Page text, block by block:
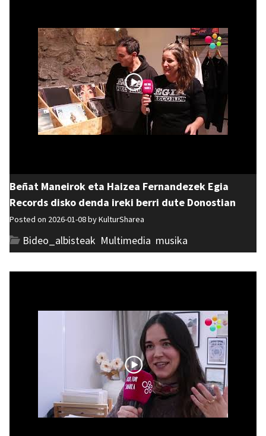
Beñat Maneirok eta Haizea Fernandezek Egia
Records disko denda ireki berri dute Donostian
Posted on 2026-01-08 byKulturSharea
Bideo_albisteak Multimedia musika